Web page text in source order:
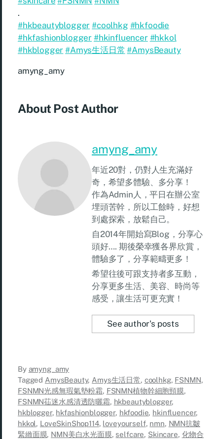
.
#hkbeautyblogger #coolhkg #hkfoodie
#hkfashionblogger #hkinfluencer #hkkol
#hkblogger #Amys生活日常 #AmysBeauty
amyng_amy
About Post Author
amyng_amy
年近20對，仍對人生充滿好
奇，希望多體驗、多分享！
作為Admin人，平日在辦公室
埋頭苦幹，所以工餘時，好想
到處探索，放鬆自己。
自2014年開始寫Blog，分享心
頭好…. 期後榮幸獲各界欣賞，
體驗多了，分享範疇更多！
希望往後可跟支持者多互動，
分享更多生活、美容、時尚等
感受，讓生活可更充實！
See author's posts
By amyng_amy
Tagged AmysBeauty, Amys生活日常, coolhkg, FSNMN,
FSNMN光感無瑕氣墊粉霜, FSNMN植物幹細胞頸膜,
FSNMN苮迷水感清透防曬霜, hkbeautyblogger,
hkblogger, hkfashionblogger, hkfoodie, hkinfluencer,
hkkol, LoveSkinShop114, loveyourself, nmn, NMN抗皺
緊緻面膜, NMN美白水光面膜, selfcare, Skincare, 化物合